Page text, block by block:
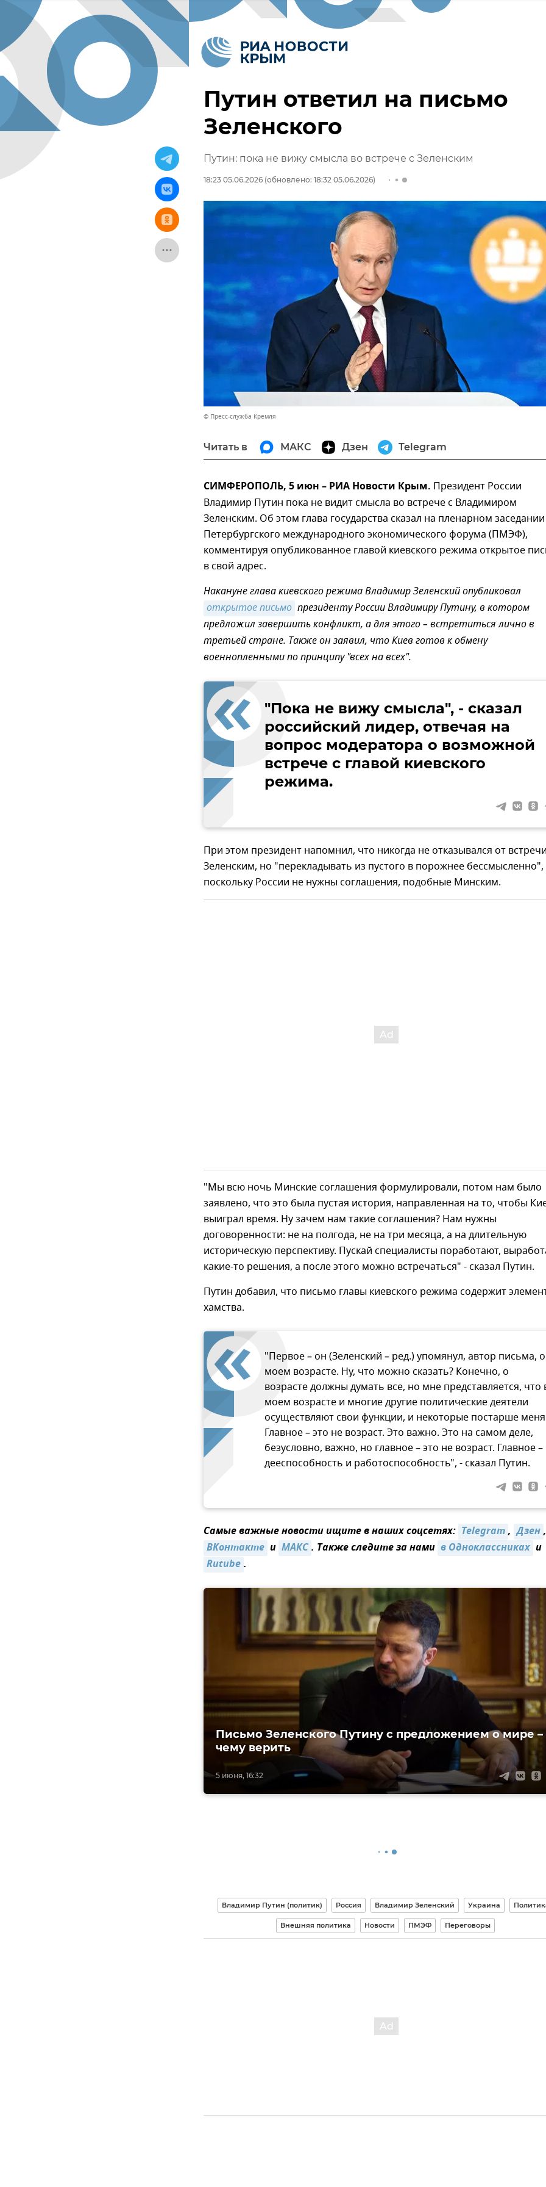
Путин ответил на письмо
Зеленского
Путин: пока не вижу смысла во встрече с Зеленским
18:23 05.06.2026 (обновлено: 18:32 05.06.2026)
© Пресс-служба Кремля
Читать в МАКС Дзен Telegram
СИМФЕРОПОЛЬ, 5 июн – РИА Новости Крым. Президент России
Владимир Путин пока не видит смысла во встрече с Владимиром
Зеленским. Об этом глава государства сказал на пленарном заседании
Петербургского международного экономического форума (ПМЭФ),
комментируя опубликованное главой киевского режима открытое
в свой адрес.
Накануне глава киевского режима Владимир Зеленский опубликовал
открытое письмо президенту России Владимиру Путину, в котором
предложил завершить конфликт, а для этого – встретиться лично в
третьей стране. Также он заявил, что Киев готов к обмену
военнопленными по принципу "всех на всех".
"Пока не вижу смысла", - сказал
российский лидер, отвечая на
вопрос модератора о возможной
встрече с главой киевского
режима.
При этом президент напомнил, что никогда не отказывался от
Зеленским, но "перекладывать из пустого в порожнее бессмысленно",
поскольку России не нужны соглашения, подобные Минским.
"Мы всю ночь Минские соглашения формулировали, потом нам было
заявлено, что это была пустая история, направленная на то, чтобы
выиграл время. Ну зачем нам такие соглашения? Нам нужны
договоренности: не на полгода, не на три месяца, а на длительную
историческую перспективу. Пускай специалисты поработают,
какие-то решения, а после этого можно встречаться" - сказал Путин.
Путин добавил, что письмо главы киевского режима содержит
хамства.
"Первое – он (Зеленский – ред.) упомянул, автор письма, о
моем возрасте. Ну, что можно сказать? Конечно, о
возрасте должны думать все, но мне представляется, что
моем возрасте и многие другие политические деятели
осуществляют свои функции, и некоторые постарше
Главное – это не возраст. Это важно. Это на самом деле,
безусловно, важно, но главное – это не возраст. Главное –
дееспособность и работоспособность", - сказал Путин.
Самые важные новости ищите в наших соцсетях: Telegram, Дзен,
ВКонтакте и МАКС. Также следите за нами в Одноклассниках и
Rutube.
5 июня, 16:32
Письмо Зеленского Путину с предложением о мире ­–
чему верить
Владимир Путин (политик) Россия Владимир Зеленский Украина
Внешняя политика Новости ПМЭФ Переговоры